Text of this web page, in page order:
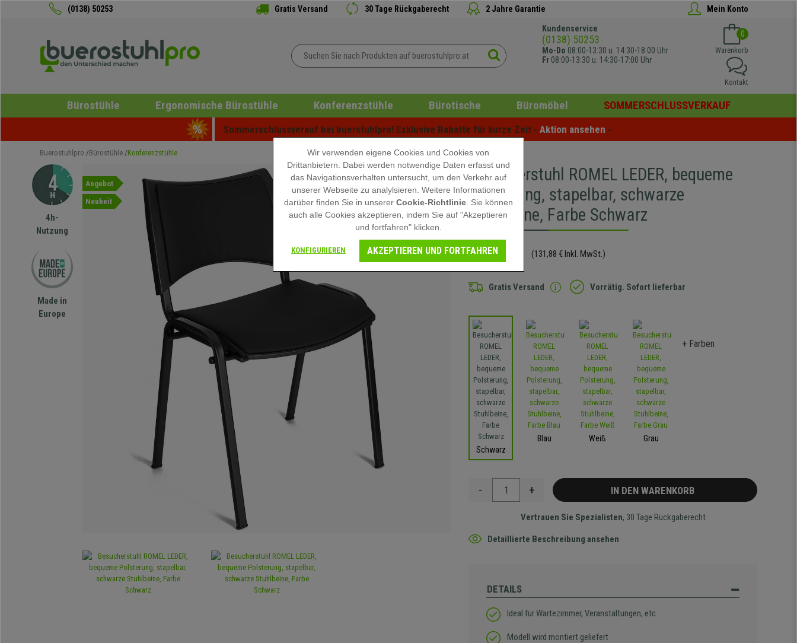
(0138) 50253 Gratis Versand 30 Tage Rückgaberecht 2 Jahre Garantie Mein Konto
Kundenservice
(0138) 50253
Mo-Do 08:00-13:30 u. 14:30-18:00 Uhr
Fr 08:00-13:30 u. 14:30-17:00 Uhr
0
Warenkorb
Kontakt
Bürostühle Ergonomische Bürostühle Konferenzstühle Bürotische Büromöbel SOMMERSCHLUSSVERKAUF
Sommerschlussverauf bei buerstuhlpro! Exklusive Rabatte für kurze Zeit - Aktion ansehen -
Buerostuhlpro Bürostühle Konferenzstühle
4h-
Nutzung
Made in
Europe
Angebot
Neuheit
Besucherstuhl ROMEL LEDER, bequeme
Polsterung, stapelbar, schwarze
Stuhlbeine, Farbe Schwarz
109,90 € (131,88 € Inkl. MwSt.)
Gratis Versand Vorrätig. Sofort lieferbar
Schwarz
Blau Weiß Grau
+ Farben
- + IN DEN WARENKORB
Vertrauen Sie Spezialisten, 30 Tage Rückgaberecht
Detaillierte Beschreibung ansehen
DETAILS
Ideal für Wartezimmer, Veranstaltungen, etc.
Modell wird montiert geliefert
Wir verwenden eigene Cookies und Cookies von
Drittanbietern. Dabei werden notwendige Daten erfasst und
das Navigationsverhalten untersucht, um den Verkehr auf
unserer Webseite zu analylsieren. Weitere Informationen
darüber finden Sie in unserer Cookie-Richtlinie. Sie können
auch alle Cookies akzeptieren, indem Sie auf "Akzeptieren
und fortfahren" klicken.
KONFIGURIEREN AKZEPTIEREN UND FORTFAHREN